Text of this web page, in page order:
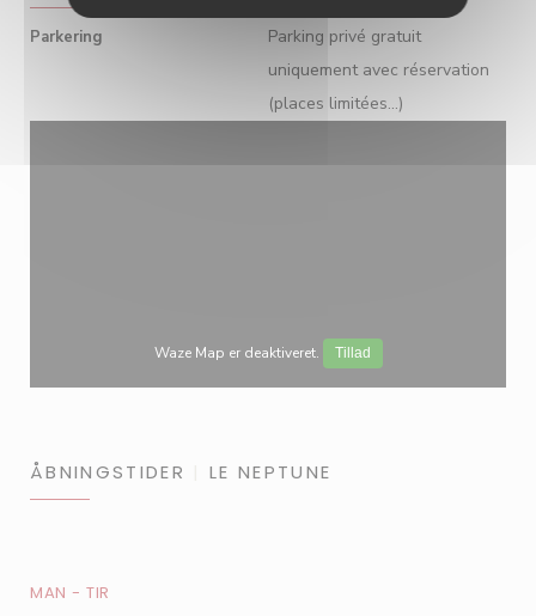
Parkering
Parking privé gratuit
uniquement avec réservation
(places limitées...)
Waze Map er deaktiveret. Tillad
ÅBNINGSTIDER LE NEPTUNE
MAN - TIR